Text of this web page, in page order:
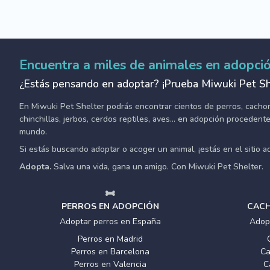
Encuentra a miles de animales en
¿Estás pensando en adoptar? ¡Prueba Miwuki Pet
En Miwuki Pet Shelter podrás encontrar cientos de perros,
chinchillas, jerbos, cerdos reptiles, aves... en adopción
mundo.
Si estás buscando adoptar o acoger un animal, ¡estás en el sitio
Adopta. Salva una vida, gana un amigo. Con Miwuki Pet Shelter.
PERROS EN ADOPCIÓN
Adoptar perros en España
Perros en Madrid
Perros en Barcelona
Perros en Valencia